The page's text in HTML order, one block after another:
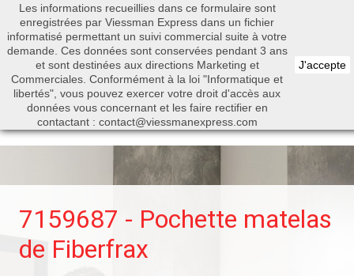

Rechercher
7159687 - Pochette matelas
de Fiberfrax
Les informations recueillies dans ce formulaire sont
enregistrées par Viessman Express dans un fichier
informatisé permettant un suivi commercial suite à votre
demande. Ces données sont conservées pendant 3 ans
et sont destinées aux directions Marketing et
Commerciales. Conformément à la loi "Informatique et
libertés", vous pouvez exercer votre droit d'accès aux
données vous concernant et les faire rectifier en
contactant : contact@viessmanexpress.com
J'accepte